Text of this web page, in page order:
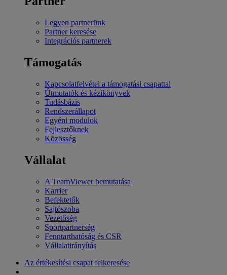
Legyen partnerünk
Partner keresése
Integrációs partnerek
Támogatás
Kapcsolatfelvétel a támogatási csapattal
Útmutatók és kézikönyvek
Tudásbázis
Rendszerállapot
Egyéni modulok
Fejlesztőknek
Közösség
Vállalat
A TeamViewer bemutatása
Karrier
Befektetők
Sajtószoba
Vezetőség
Sportpartnerség
Fenntarthatóság és CSR
Vállalatirányítás
Az értékesítési csapat felkeresése